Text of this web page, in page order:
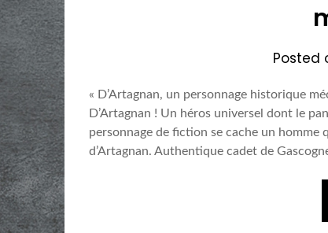
Posted
« D’Artagnan, un personnage historique
D’Artagnan ! Un héros universel dont le
personnage de fiction se cache un homme
d’Artagnan. Authentique cadet de